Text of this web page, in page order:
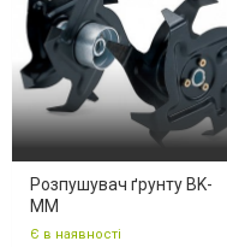
Розпушувач ґрунту BK-
MM
Є в наявності